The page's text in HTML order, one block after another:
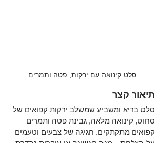
סלט קינואה עם ירקות, פטה ותמרים
תיאור קצר
סלט בריא ומשביע שמשלב ירקות קפואים של
סחוט, קינואה מלאה, גבינת פטה ותמרים
קפואים מתקתקים. חגיגה של צבעים וטעמים